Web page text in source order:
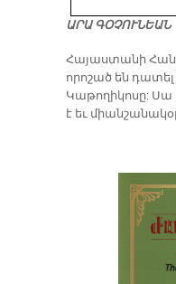
ԱՐԱ ԳՕՉՈՒՆԵԱՆ
​Հայաստանի
որոշած են
Կաթողիկոսը: Սա
է եւ